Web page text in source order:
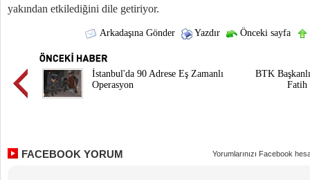
yakından etkilediğini dile getiriyor.
Arkadaşına Gönder Yazdır Önceki sayfa
İstanbul'da 90 Adrese Eş Zamanlı
Operasyon
BTK
Fatih
FACEBOOK YORUM Yorumlarınızı Facebook